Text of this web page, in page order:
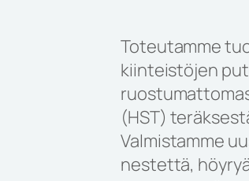
Toteutamme
kiinteistöjen
(HST)
Valmistamme
nestettä,